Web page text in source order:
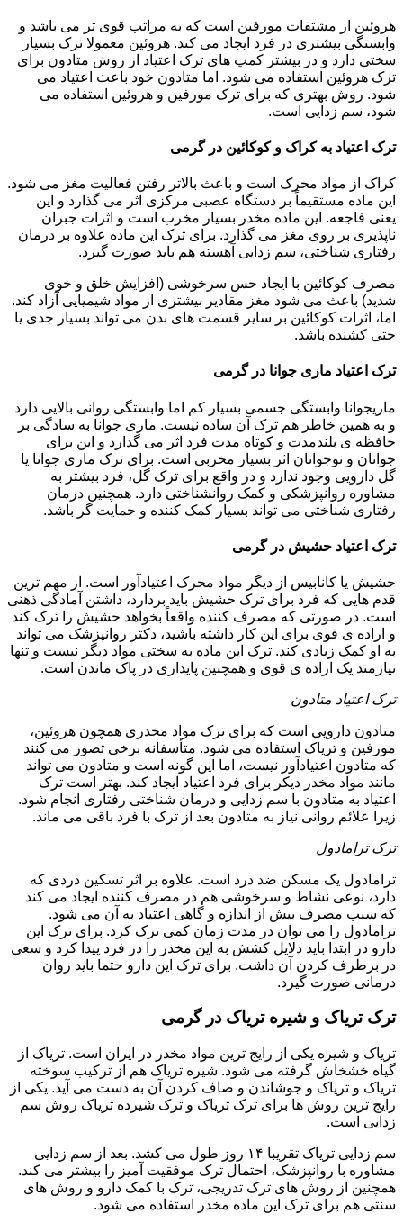
هروئین از مشتقات مورفین است که به مراتب قوی تر می باشد و
وابستگی بیشتری در فرد ایجاد می کند. هروئین معمولا ترک بسیار
سختی دارد و در بیشتر کمپ های ترک اعتیاد از روش متادون برای
ترک هروئین استفاده می شود. اما متادون خود باعث اعتیاد می
شود. روش بهتری که برای ترک مورفین و هروئین استفاده می
شود، سم زدایی است.
ترک اعتیاد به کراک و کوکائین در گرمی
کراک از مواد محرک است و باعث بالاتر رفتن فعالیت مغز می شود.
این ماده مستقیماً بر دستگاه عصبی مرکزی اثر می گذارد و این
یعنی فاجعه. این ماده مخدر بسیار مخرب است و اثرات جبران
ناپذیری بر روی مغز می گذارد. برای ترک این ماده علاوه بر درمان
رفتاری شناختی، سم زدایی آهسته هم باید صورت گیرد.
مصرف کوکائین با ایجاد حس سرخوشی (افزایش خلق و خوی
شدید) باعث می شود مغز مقادیر بیشتری از مواد شیمیایی آزاد کند.
اما، اثرات کوکائین بر سایر قسمت های بدن می تواند بسیار جدی یا
حتی کشنده باشد.
ترک اعتیاد ماری جوانا در گرمی
ماریجوانا وابستگی جسمی بسیار کم اما وابستگی روانی بالایی دارد
و به همین خاطر هم ترک آن ساده نیست. ماری جوانا به سادگی بر
حافظه ی بلندمدت و کوتاه مدت فرد اثر می گذارد و این برای
جوانان و نوجوانان اثر بسیار مخربی است. برای ترک ماری جوانا یا
گل دارویی وجود ندارد و در واقع برای ترک گل، فرد بیشتر به
مشاوره روانپزشکی و کمک روانشناختی دارد. همچنین درمان
رفتاری شناختی می تواند بسیار کمک کننده و حمایت گر باشد.
ترک اعتیاد حشیش در گرمی
حشیش یا کانابیس از دیگر مواد محرک اعتیادآور است. از مهم ترین
قدم هایی که فرد برای ترک حشیش باید بردارد، داشتن آمادگی ذهنی
است. در صورتی که مصرف کننده واقعاً بخواهد حشیش را ترک کند
و اراده ی قوی برای این کار داشته باشید، دکتر روانپزشک می تواند
به او کمک زیادی کند. ترک این ماده به سختی مواد دیگر نیست و تنها
نیازمند یک اراده ی قوی و همچنین پایداری در پاک ماندن است.
ترک اعتیاد متادون
متادون دارویی است که برای ترک مواد مخدری همچون هروئین،
مورفین و تریاک استفاده می شود. متأسفانه برخی تصور می کنند
که متادون اعتیادآور نیست، اما این گونه است و متادون می تواند
مانند مواد مخدر دیکر برای فرد اعتیاد ایجاد کند. بهتر است ترک
اعتیاد به متادون با سم زدایی و درمان شناختی رفتاری انجام شود.
زیرا علائم روانی نیاز به متادون بعد از ترک با فرد باقی می ماند.
ترک ترامادول
ترامادول یک مسکن ضد درد است. علاوه بر اثر تسکین دردی که
دارد، نوعی نشاط و سرخوشی هم در مصرف کننده ایجاد می کند
که سبب مصرف بیش از اندازه و گاهی اعتیاد به آن می شود.
ترامادول را می توان در مدت زمان کمی ترک کرد. برای ترک این
دارو در ابتدا باید دلایل کشش به این مخدر را در فرد پیدا کرد و سعی
در برطرف کردن آن داشت. برای ترک این دارو حتما باید روان
درمانی صورت گیرد.
ترک تریاک و شیره تریاک در گرمی
تریاک و شیره یکی از رایج ترین مواد مخدر در ایران است. تریاک از
گیاه خشخاش گرفته می شود. شیره تریاک هم از ترکیب سوخته
تریاک و تریاک و جوشاندن و صاف کردن آن به دست می آید. یکی از
رایج ترین روش ها برای ترک تریاک و ترک شیرده تریاک روش سم
زدایی است.
سم زدایی تریاک تقریبا ۱۴ روز طول می کشد. بعد از سم زدایی
مشاوره با روانپزشک، احتمال ترک موفقیت آمیز را بیشتر می کند.
همچنین از روش های ترک تدریجی، ترک با کمک دارو و روش های
سنتی هم برای ترک این ماده مخدر استفاده می شود.